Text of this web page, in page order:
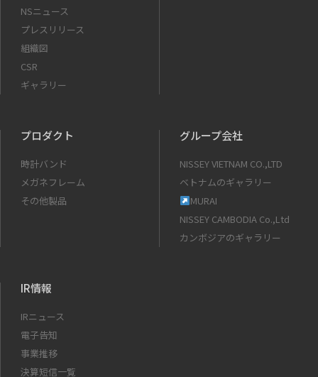
NSニュース
プレスリリース
組織図
CSR
ギャラリー
プロダクト
時計バンド
メガネフレーム
その他製品
グループ会社
NISSEY VIETNAM CO.,LTD
ベトナムのギャラリー
MURAI
NISSEY CAMBODIA Co.,Ltd
カンボジアのギャラリー
IR情報
IRニュース
電子告知
事業推移
決算短信一覧